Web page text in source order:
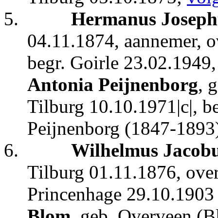
5.
Hermanus
04.11.1874, aannemer,
begr. Goirle
Antonia Peijnenborg,
Tilburg 10.10.1971|c|,
Peijnenborg (1847-
6.
Wilhelmus
Tilburg 01.11.1876,
Princenhage